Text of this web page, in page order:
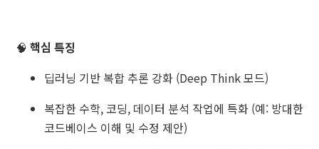
🧠 핵심 특징
딥러닝 기반 복합 추론 강화 (Deep Think 모드)
복잡한 수학, 코딩, 데이터 분석 작업에 특화 (예: 방대한
코드베이스 이해 및 수정 제안)